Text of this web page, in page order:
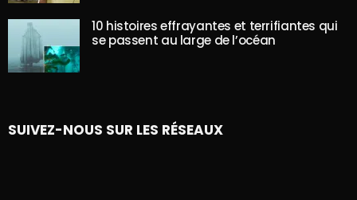
10 histoires effrayantes et terrifiantes qui
se passent au large de l’océan
SUIVEZ-NOUS SUR LES RÉSEAUX